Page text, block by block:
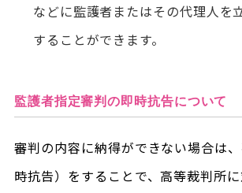
などに監護者またはその代理人を
することができます。
監護者指定審判の即時抗告について
審判の内容に納得ができない場合は
時抗告）をすることで、高等裁判所